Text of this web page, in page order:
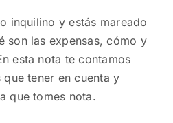
inquilino y estás mareado
son las expensas, cómo y
esta nota te contamos
tener en cuenta y
que tomes nota.